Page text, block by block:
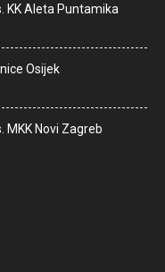
KK Aleta Puntamika
Osijek
MKK Novi Zagreb